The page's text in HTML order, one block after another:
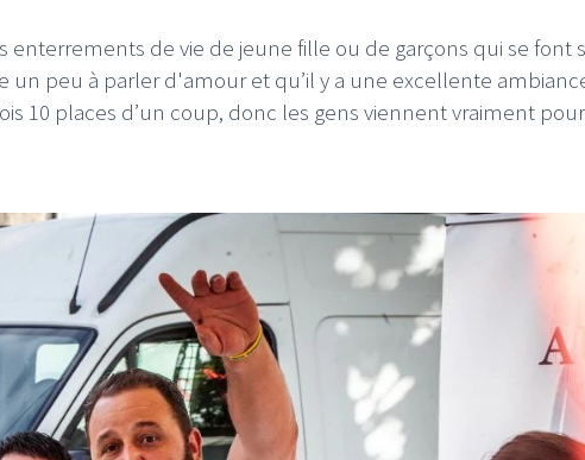
de vie de jeune fille ou de garçons qui se font
un peu à parler d'amour et qu’il y a une excellente
10 places d’un coup, donc les gens viennent vraiment pour